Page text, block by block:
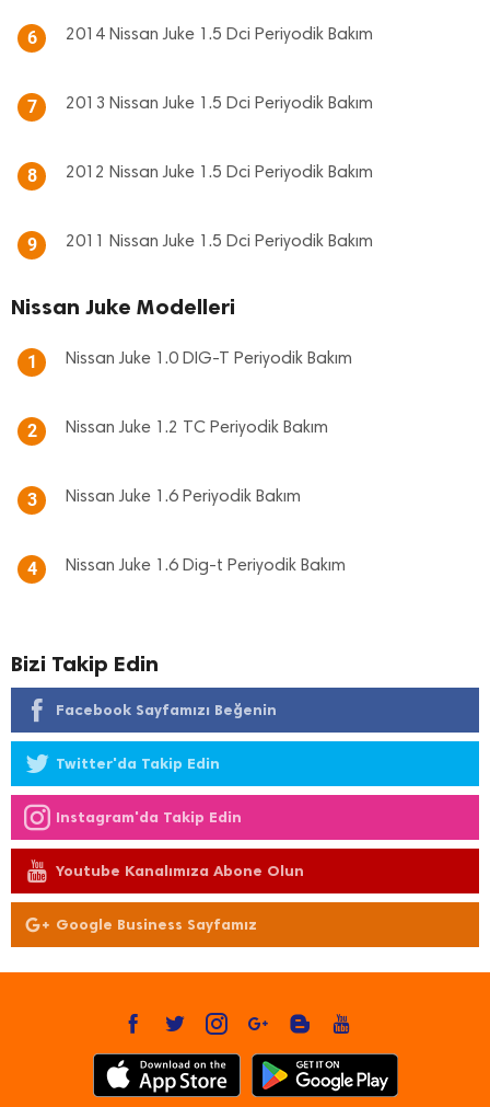
6 2014 Nissan Juke 1.5 Dci Periyodik Bakım
7 2013 Nissan Juke 1.5 Dci Periyodik Bakım
8 2012 Nissan Juke 1.5 Dci Periyodik Bakım
9 2011 Nissan Juke 1.5 Dci Periyodik Bakım
Nissan Juke Modelleri
1 Nissan Juke 1.0 DIG-T Periyodik Bakım
2 Nissan Juke 1.2 TC Periyodik Bakım
3 Nissan Juke 1.6 Periyodik Bakım
4 Nissan Juke 1.6 Dig-t Periyodik Bakım
Bizi Takip Edin
Facebook Sayfamızı Beğenin
Twitter'da Takip Edin
Instagram'da Takip Edin
Youtube Kanalımıza Abone Olun
Google Business Sayfamız